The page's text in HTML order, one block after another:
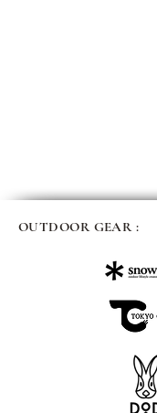
OUTDOOR GEAR :